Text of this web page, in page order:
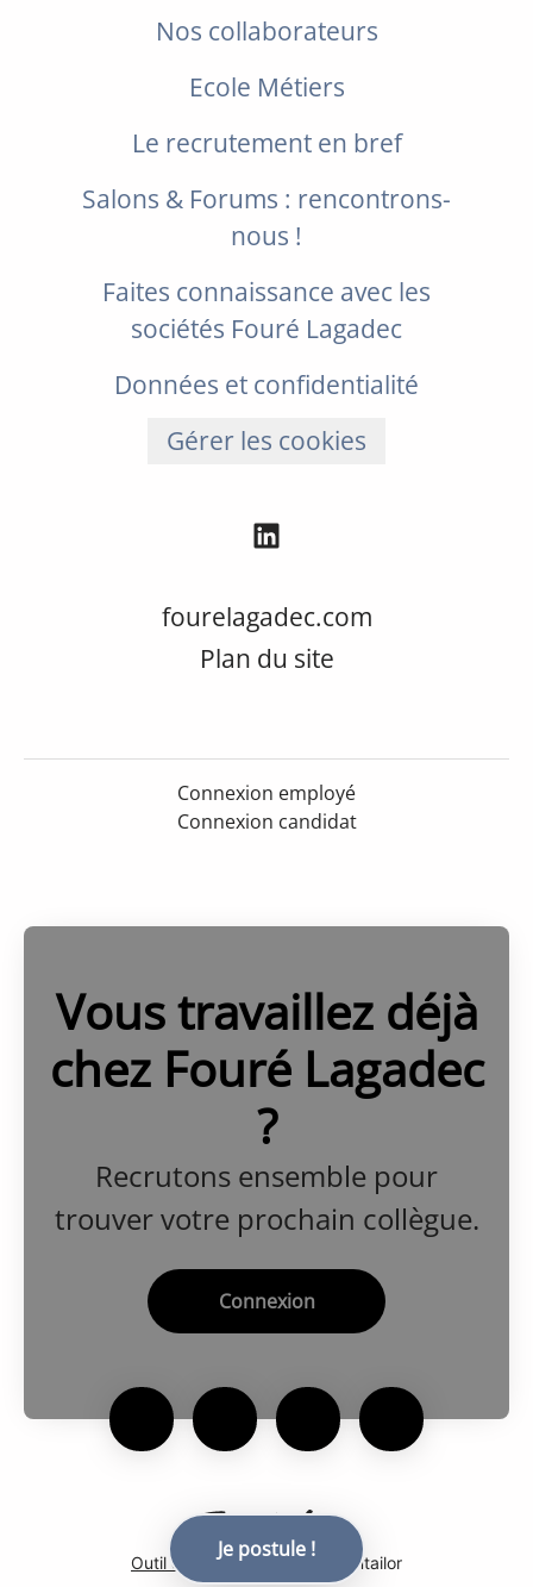
Je postule !
Nos collaborateurs
Ecole Métiers
Le recrutement en bref
Salons & Forums : rencontrons-
nous !
Faites connaissance avec les
sociétés Fouré Lagadec
Données et confidentialité
Gérer les cookies
fourelagadec.com
Plan du site
Connexion employé
Connexion candidat
Vous travaillez déjà
chez Fouré Lagadec
?
Recrutons ensemble pour
trouver votre prochain collègue.
Connexion
Outil de recrutementde Teamtailor